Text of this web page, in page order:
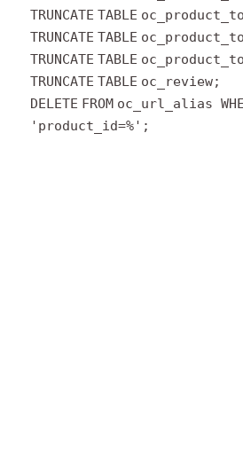
TRUNCATE TABLE
TRUNCATE TABLE
TRUNCATE TABLE
TRUNCATE TABLE oc_review;
DELETE FROM oc_url_alias
'product_id=%' ;